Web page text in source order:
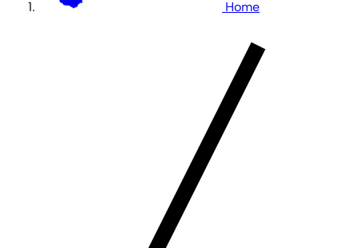
Home